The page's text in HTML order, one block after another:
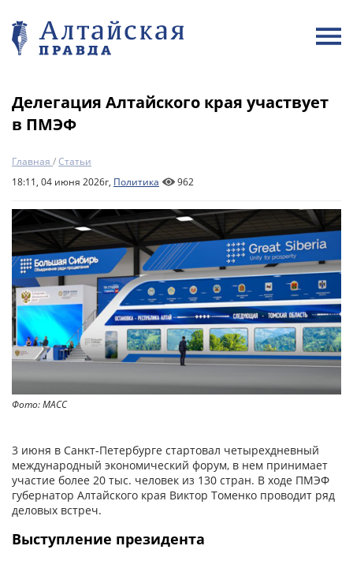
Делегация Алтайского края участвует
в ПМЭФ
Главная /Статьи
18:11, 04 июня 2026г, Политика 962
Фото: МАСС
3 июня в Санкт-Петербурге стартовал четырехдневный
международный экономический форум, в нем принимает
участие более 20 тыс. человек из 130 стран. В ходе ПМЭФ
губернатор Алтайского края Виктор Томенко проводит ряд
деловых встреч.
Выступление президента